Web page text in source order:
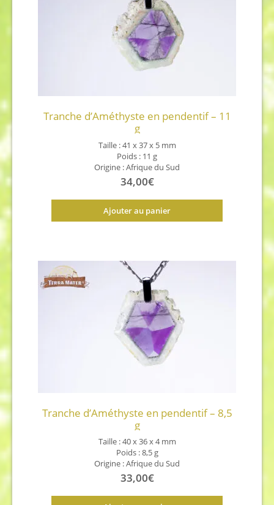
Tranche d’Améthyste en pendentif – 11
g
Taille : 41 x 37 x 5 mm
Poids : 11 g
Origine : Afrique du Sud
34,00€
Ajouter au panier
Tranche d’Améthyste en pendentif – 8,5
g
Taille : 40 x 36 x 4 mm
Poids : 8,5 g
Origine : Afrique du Sud
33,00€